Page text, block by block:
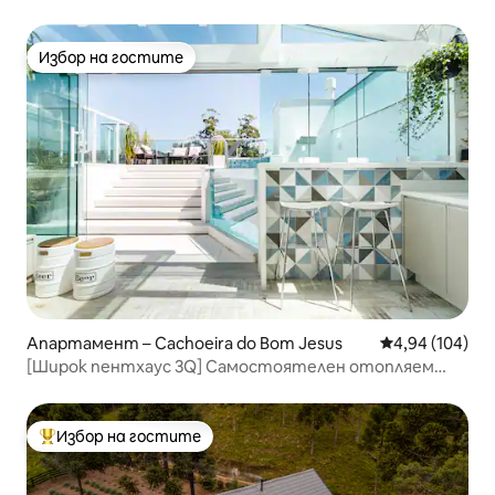
Избор на гостите
Избор на гостите
Апартамент – Cachoeira do Bom Jesus Средна
4,94 (104)
[Широк пентхаус 3Q] Самостоятелен отопляем
Най-популярен избор на гостите
Избор на гостите